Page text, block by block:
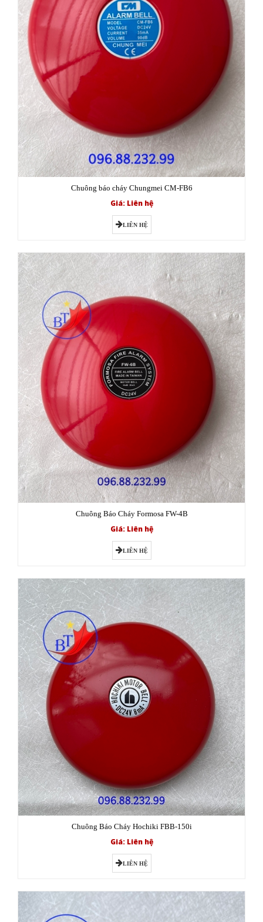
Chuông báo cháy Chungmei CM-FB6
Giá: Liên hệ
LIÊN HỆ
Chuông Báo Cháy Formosa FW-4B
Giá: Liên hệ
LIÊN HỆ
Chuông Báo Cháy Hochiki FBB-150i
Giá: Liên hệ
LIÊN HỆ